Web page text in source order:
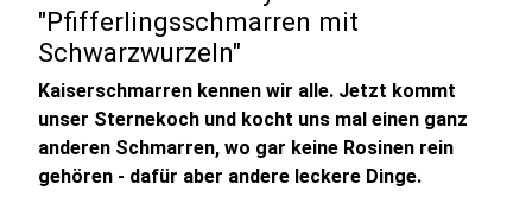
"Pfifferlingsschmarren mit
Schwarzwurzeln"
Kaiserschmarren kennen wir alle. Jetzt kommt
unser Sternekoch und kocht uns mal einen ganz
anderen Schmarren, wo gar keine Rosinen rein
gehören - dafür aber andere leckere Dinge.